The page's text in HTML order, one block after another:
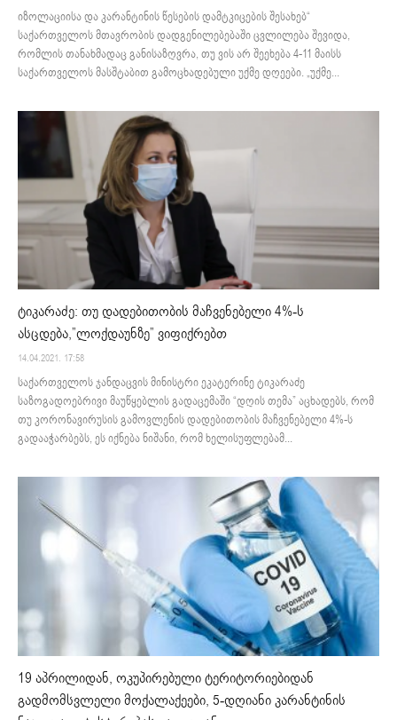
იზოლაციისა და კარანტინის წესების დამტკიცების შესახებ“
საქართველოს მთავრობის დადგენილებებაში ცვლილება შევიდა,
რომლის თანახმადაც განისაზღვრა, თუ ვის არ შეეხება 4-11 მაისს
საქართველოს მასშტაბით გამოცხადებული უქმე დღეები. „უქმე...
ტიკარაძე: თუ დადებითობის მაჩვენებელი 4%-ს
ასცდება,”ლოქდაუნზე” ვიფიქრებთ
14.04.2021. 17:58
საქართველოს ჯანდაცვის მინისტრი ეკატერინე ტიკარაძე
საზოგადოებრივი მაუწყებლის გადაცემაში “დღის თემა” აცხადებს, რომ
თუ კორონავირუსის გამოვლენის დადებითობის მაჩვენებელი 4%-ს
გადააჭარბებს, ეს იქნება ნიშანი, რომ ხელისუფლებამ...
19 აპრილიდან, ოკუპირებული ტერიტორიებიდან
გადმომსვლელი მოქალაქეები, 5-დღიანი კარანტინის